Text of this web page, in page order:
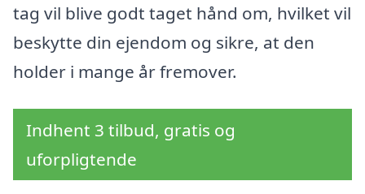
tag vil blive godt taget hånd om, hvilket vil
beskytte din ejendom og sikre, at den
holder i mange år fremover.
Indhent 3 tilbud, gratis og
uforpligtende